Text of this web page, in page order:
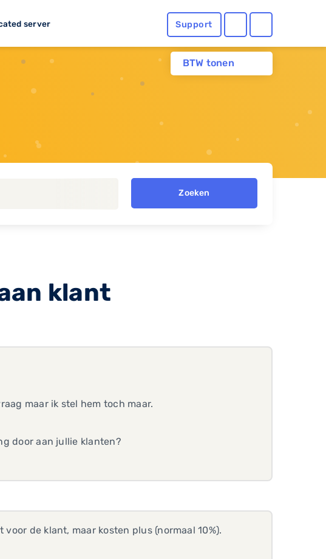
server Support
BTW tonen
Zoeken
klant
maar ik stel hem toch maar.
door aan jullie klanten?
de klant, maar kosten plus (normaal 10%).